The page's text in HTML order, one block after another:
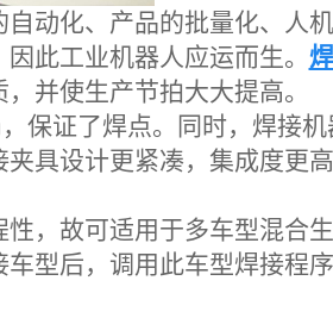
动化、产品的批量化、人
此工业机器人应运而生。
并使生产节拍大大提高。
保证了焊点。同时，焊接机
具设计更紧凑，集成度更
，故可适用于多车型混合
型后，调用此车型焊接程